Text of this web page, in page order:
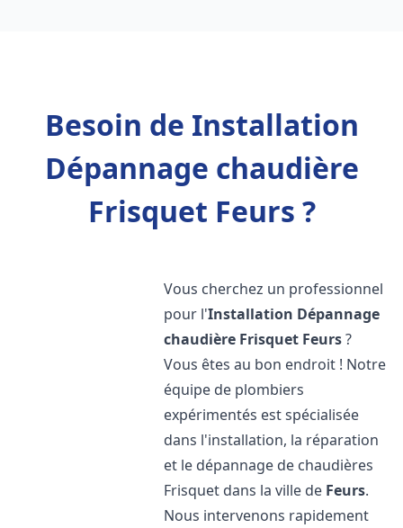
Besoin de Installation
Dépannage chaudière
Frisquet Feurs ?
Vous cherchez un professionnel
pour l'Installation Dépannage
chaudière Frisquet Feurs?
Vous êtes au bon endroit ! Notre
équipe de plombiers
expérimentés est spécialisée
dans l'installation, la réparation
et le dépannage de chaudières
Frisquet dans la ville de Feurs.
Nous intervenons rapidement